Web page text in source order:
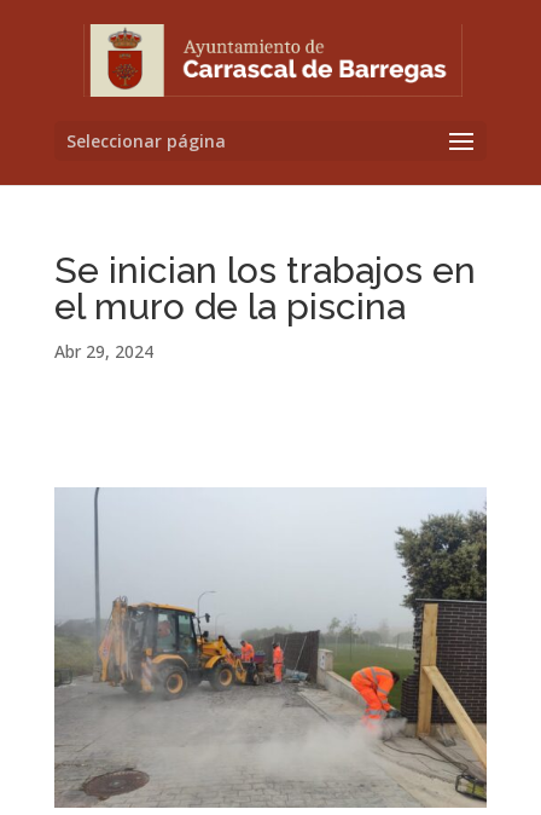
Seleccionar página
Se inician los trabajos en
el muro de la piscina
Abr 29, 2024